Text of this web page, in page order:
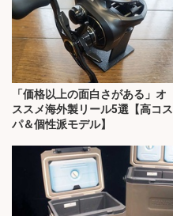
「価格以上の面白さがある」オ
ススメ海外製リール5選【高コス
パ＆個性派モデル】